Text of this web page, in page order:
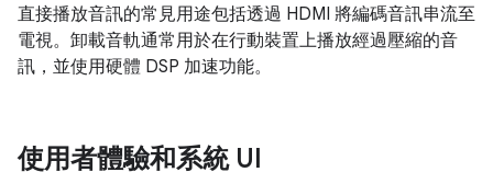
直接播放音訊的常見用途包括透過 HDMI 將編碼音訊串流至
電視。卸載音軌通常用於在行動裝置上播放經過壓縮的音
訊，並使用硬體 DSP 加速功能。
使用者體驗和系統 UI